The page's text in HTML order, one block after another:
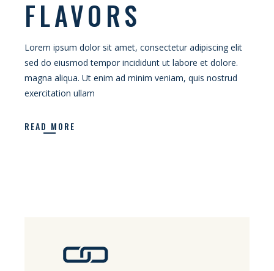
FLAVORS
Lorem ipsum dolor sit amet, consectetur adipiscing elit
sed do eiusmod tempor incididunt ut labore et dolore.
magna aliqua. Ut enim ad minim veniam, quis nostrud
exercitation ullam
READ MORE